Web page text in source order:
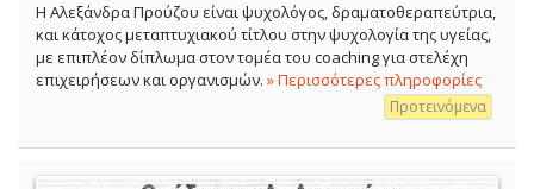
Η Αλεξάνδρα Προύζου είναι ψυχολόγος, δραματοθεραπεύτρια,
και κάτοχος μεταπτυχιακού τίτλου στην ψυχολογία της υγείας,
με επιπλέον δίπλωμα στον τομέα του coaching για στελέχη
επιχειρήσεων και οργανισμών. » Περισσότερες πληροφορίες
Προτεινόμενα